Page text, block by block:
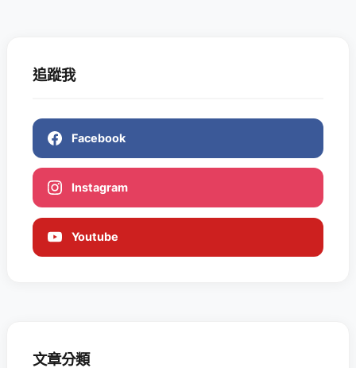
追蹤我
Facebook
Instagram
Youtube
文章分類